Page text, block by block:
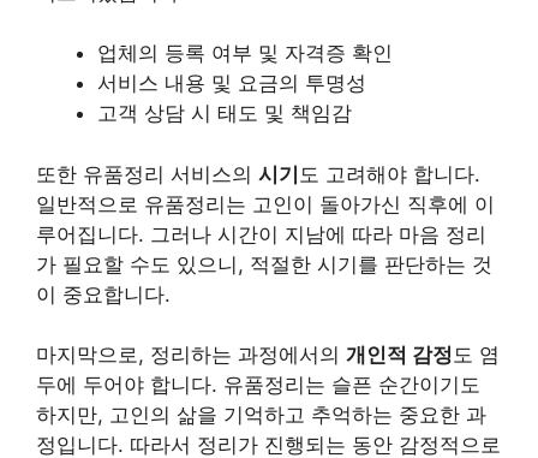
업체의 등록 여부 및 자격증 확인
서비스 내용 및 요금의 투명성
고객 상담 시 태도 및 책임감
또한 유품정리 서비스의 시기 도 고려해야 합니다.
일반적으로 유품정리는 고인이 돌아가신 직후에 이
루어집니다. 그러나 시간이 지남에 따라 마음 정리
가 필요할 수도 있으니, 적절한 시기를 판단하는 것
이 중요합니다.
마지막으로, 정리하는 과정에서의 개인적 감정도 염
두에 두어야 합니다. 유품정리는 슬픈 순간이기도
하지만, 고인의 삶을 기억하고 추억하는 중요한 과
정입니다. 따라서 정리가 진행되는 동안 감정적으로